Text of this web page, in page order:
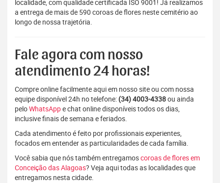
localidade, com qualidade certificada ISO 9001! Já realizamos
a entrega de mais de 590 coroas de flores neste cemitério ao
longo de nossa trajetória.
Fale agora com nosso
atendimento 24 horas!
Compre online facilmente aqui em nosso site ou com nossa
equipe disponível 24h no telefone: (34) 4003-4338ou ainda
peloWhatsAppe chat online disponíveis todos os dias,
inclusive finais de semana e feriados.
Cada atendimento é feito por profissionais experientes,
focados em entender as particularidades de cada família.
Você sabia que nós também entregamoscoroas de flores em
Conceição das Alagoas? Veja aqui todas as localidades que
entregamos nesta cidade.